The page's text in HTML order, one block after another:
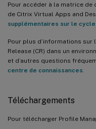
Pour accéder à la matrice
de Citrix Virtual Apps and
supplémentaires sur le
Pour plus d’informations sur
Release (CR) dans un
et d’autres questions
centre de connaissances
Téléchargements
Pour télécharger Profile